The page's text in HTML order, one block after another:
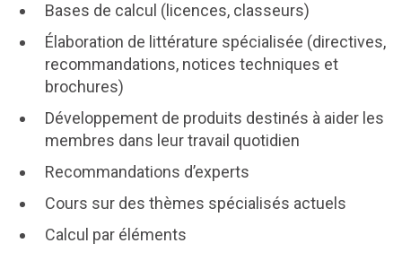
Bases de calcul (licences, classeurs)
Élaboration de littérature spécialisée (directives,
recommandations, notices techniques et
brochures)
Développement de produits destinés à aider les
membres dans leur travail quotidien
Recommandations d’experts
Cours sur des thèmes spécialisés actuels
Calcul par éléments